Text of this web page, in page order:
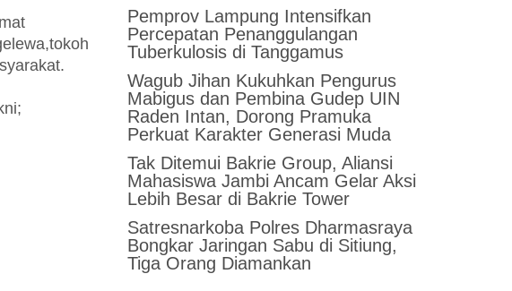
Pemprov Lampung Intensifkan
Percepatan Penanggulangan
Tuberkulosis di Tanggamus
Wagub Jihan Kukuhkan Pengurus
Mabigus dan Pembina Gudep UIN
Raden Intan, Dorong Pramuka
Perkuat Karakter Generasi Muda
Tak Ditemui Bakrie Group, Aliansi
Mahasiswa Jambi Ancam Gelar Aksi
Lebih Besar di Bakrie Tower
Satresnarkoba Polres Dharmasraya
Bongkar Jaringan Sabu di Sitiung,
Tiga Orang Diamankan